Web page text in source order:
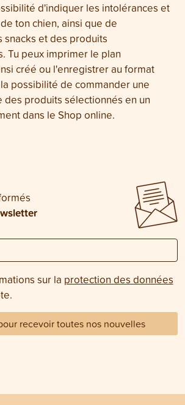
d'indiquer les intolérances et
ton chien, ainsi que de
snacks et des produits
Tu peux imprimer le plan
créé ou l'enregistrer au format
la possibilité de commander une
des produits sélectionnés en un
dans le Shop online.
sur la protection des données
recevoir toutes nos nouvelles